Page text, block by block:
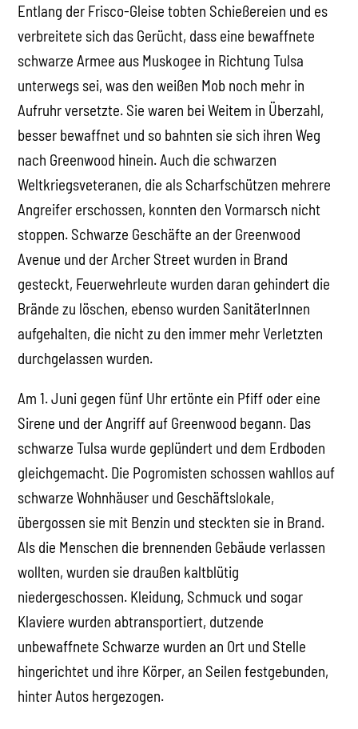
Entlang der Frisco-Gleise tobten Schießereien und es
verbreitete sich das Gerücht, dass eine bewaffnete
schwarze Armee aus Muskogee in Richtung Tulsa
unterwegs sei, was den weißen Mob noch mehr in
Aufruhr versetzte. Sie waren bei Weitem in Überzahl,
besser bewaffnet und so bahnten sie sich ihren Weg
nach Greenwood hinein. Auch die schwarzen
Weltkriegsveteranen, die als Scharfschützen mehrere
Angreifer erschossen, konnten den Vormarsch nicht
stoppen. Schwarze Geschäfte an der Greenwood
Avenue und der Archer Street wurden in Brand
gesteckt, Feuerwehrleute wurden daran gehindert die
Brände zu löschen, ebenso wurden SanitäterInnen
aufgehalten, die nicht zu den immer mehr Verletzten
durchgelassen wurden.
Am 1. Juni gegen fünf Uhr ertönte ein Pfiff oder eine
Sirene und der Angriff auf Greenwood begann. Das
schwarze Tulsa wurde geplündert und dem Erdboden
gleichgemacht. Die Pogromisten schossen wahllos auf
schwarze Wohnhäuser und Geschäftslokale,
übergossen sie mit Benzin und steckten sie in Brand.
Als die Menschen die brennenden Gebäude verlassen
wollten, wurden sie draußen kaltblütig
niedergeschossen. Kleidung, Schmuck und sogar
Klaviere wurden abtransportiert, dutzende
unbewaffnete Schwarze wurden an Ort und Stelle
hingerichtet und ihre Körper, an Seilen festgebunden,
hinter Autos hergezogen.